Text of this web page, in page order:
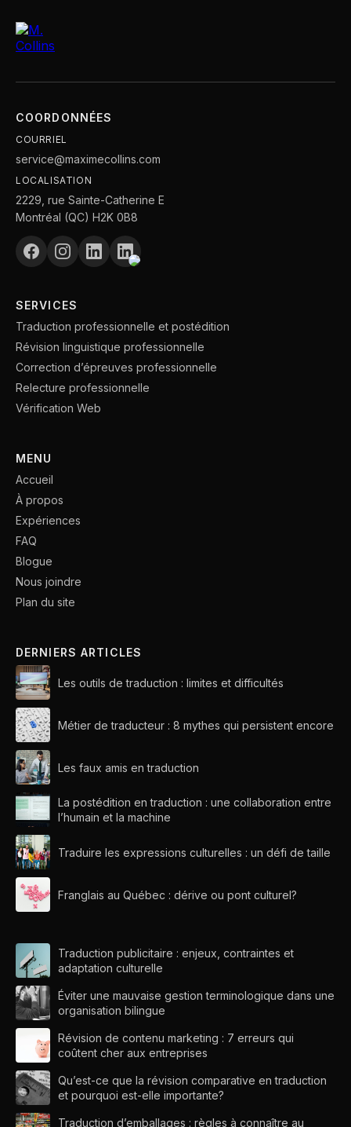
COORDONNÉES
COURRIEL
service@maximecollins.com
LOCALISATION
2229, rue Sainte-Catherine E
Montréal (QC) H2K 0B8
SERVICES
Traduction professionnelle et postédition
Révision linguistique professionnelle
Correction d’épreuves professionnelle
Relecture professionnelle
Vérification Web
MENU
Accueil
À propos
Expériences
FAQ
Blogue
Nous joindre
Plan du site
DERNIERS ARTICLES
Les outils de traduction : limites et difficultés
Métier de traducteur : 8 mythes qui persistent encore
Les faux amis en traduction
La postédition en traduction : une collaboration entre
l’humain et la machine
Traduire les expressions culturelles : un défi de taille
Franglais au Québec : dérive ou pont culturel?
Traduction publicitaire : enjeux, contraintes et
adaptation culturelle
Éviter une mauvaise gestion terminologique dans une
organisation bilingue
Révision de contenu marketing : 7 erreurs qui
coûtent cher aux entreprises
Qu’est-ce que la révision comparative en traduction
et pourquoi est-elle importante?
Traduction d’emballages : règles à connaître au